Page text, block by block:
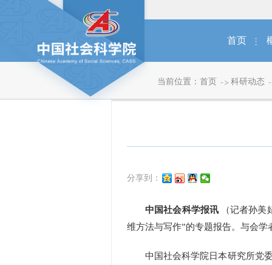
首页
当前位置： 首页 科研动态
分享到：
中国社会科学报讯（记者孙美
维方法与写作”的专题报告。与会
中国社会科学院日本研究所党委